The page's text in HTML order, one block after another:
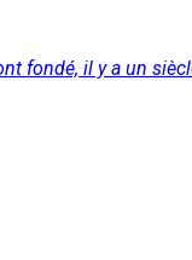
fondé, il y a un